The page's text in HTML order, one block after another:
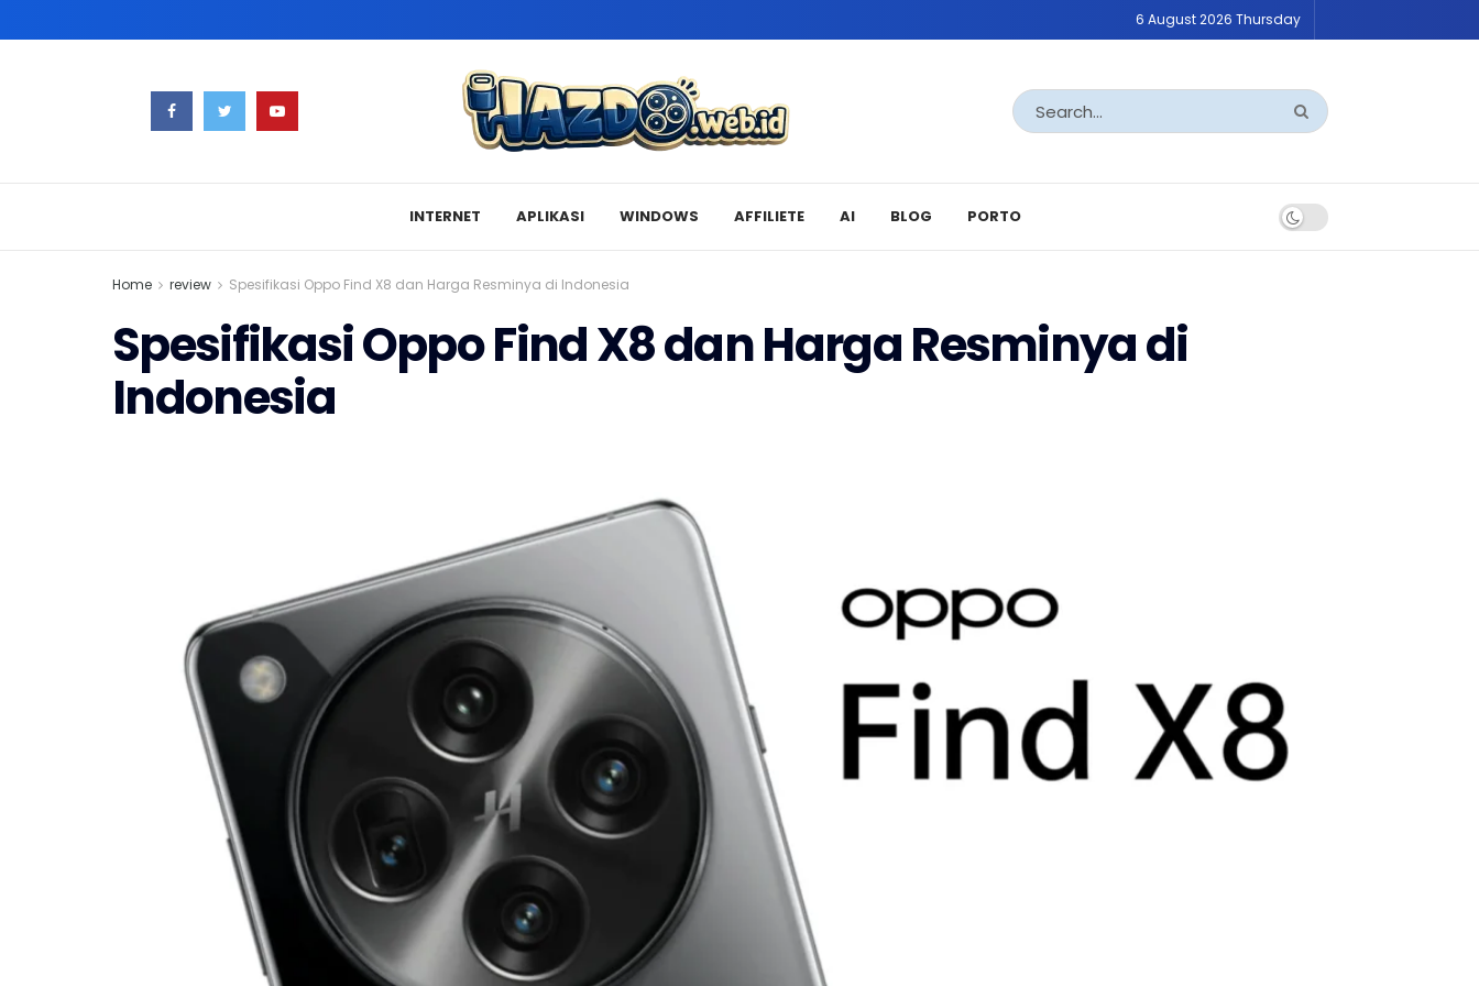
6 August 2026 Thursday
INTERNET APLIKASI WINDOWS AFFILIETE AI BLOG PORTO
Home review Spesifikasi Oppo Find X8 dan Harga Resminya di Indonesia
Spesifikasi Oppo Find X8 dan Harga Resminya di
Indonesia